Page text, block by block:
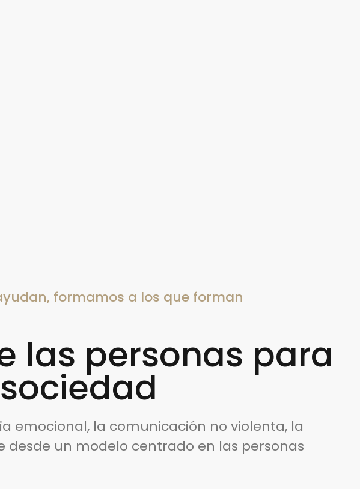
formamos a los que forman
las personas para
emocional, la comunicación no violenta, la
un modelo centrado en las personas